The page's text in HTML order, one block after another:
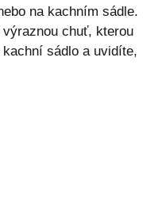
na kachním sádle.
chuť, kterou
sádlo a uvidíte,